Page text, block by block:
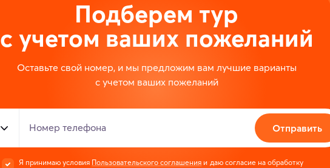
Подберем тур
с учетом ваших пожеланий
Оставьте свой номер, и мы предложим вам лучшие варианты
с учетом ваших пожеланий
Номер телефона Отправить
Я принимаю условия Пользовательского соглашения и даю согласие на обработку